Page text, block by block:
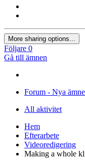
More sharing options...
Följare 0
Gå till ämnen
Forum - Nya
All aktivitet
Hem
Efterarbete
Videoredigering
Making a whole